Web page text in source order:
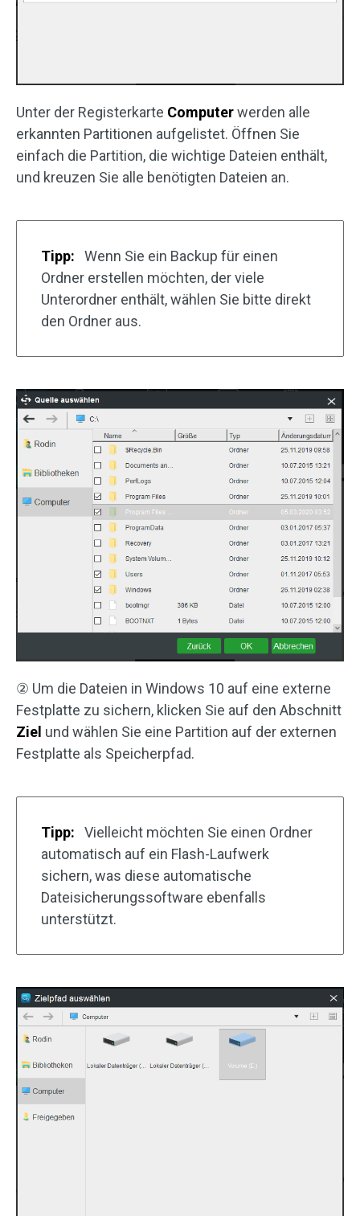
Unter der Registerkarte Computerwerden alle
erkannten Partitionen aufgelistet. Öffnen Sie
einfach die Partition, die wichtige Dateien enthält,
und kreuzen Sie alle benötigten Dateien an.
Tipp:
Wenn Sie ein Backup für einen
Ordner erstellen möchten, der viele
Unterordner enthält, wählen Sie bitte direkt
den Ordner aus.
② Um die Dateien in Windows 10 auf eine externe
Festplatte zu sichern, klicken Sie auf den Abschnitt
Ziel und wählen Sie eine Partition auf der externen
Festplatte als Speicherpfad.
Tipp:
Vielleicht möchten Sie einen Ordner
automatisch auf ein Flash-Laufwerk
sichern, was diese automatische
Dateisicherungssoftware ebenfalls
unterstützt.